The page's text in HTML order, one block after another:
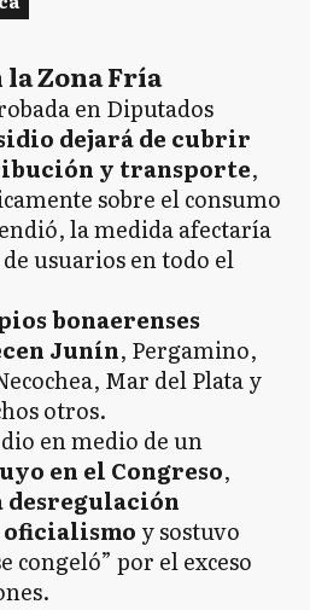
la Zona Fría
en Diputados
dejará de cubrir
y transporte,
sobre el consumo
la medida afectaría
usuarios en todo el
bonaerenses
Junín, Pergamino,
Mar del Plata y
otros.
en medio de un
en el Congreso,
desregulación
y sostuvo
congeló” por el exceso